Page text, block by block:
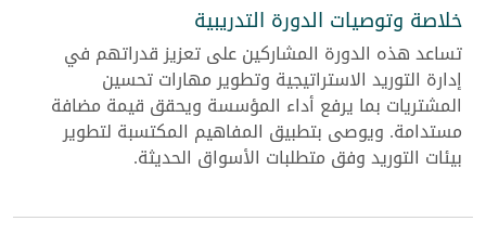
خلاصة وتوصيات الدورة التدريبية
تساعد هذه الدورة المشاركين على تعزيز قدراتهم في
إدارة التوريد الاستراتيجية وتطوير مهارات تحسين
المشتريات بما يرفع أداء المؤسسة ويحقق قيمة مضافة
مستدامة. ويوصى بتطبيق المفاهيم المكتسبة لتطوير
بيئات التوريد وفق متطلبات الأسواق الحديثة.